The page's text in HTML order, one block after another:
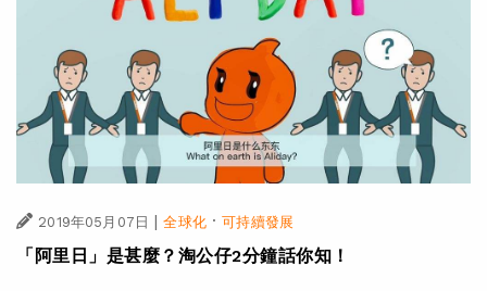
2019年05月07日 | 全球化·可持續發展
「阿里日」是甚麼？淘公仔2分鐘話你知！